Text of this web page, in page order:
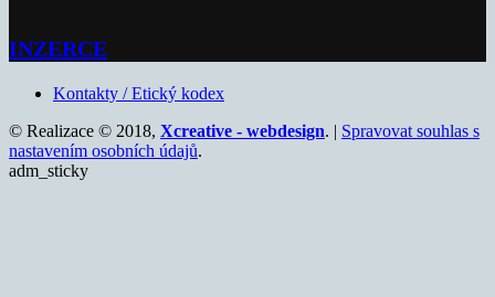
INZERCE
Kontakty / Etický kodex
© Realizace © 2018, Xcreative - webdesign. | Spravovat souhlas s
nastavením osobních údajů.
adm_sticky